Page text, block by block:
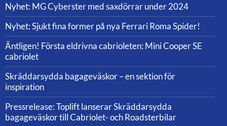
Nyhet: MG Cyberster med saxdörrar under 2024
Nyhet: Sjukt fina former på nya Ferrari Roma Spider!
Äntligen! Första eldrivna cabrioleten: Mini Cooper SE
cabriolet
Skräddarsydda bagageväskor – en sektion för
inspiration
Pressrelease: Toplift lanserar Skräddarsydda
bagageväskor till Cabriolet- och Roadsterbilar